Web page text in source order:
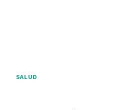
SALUD